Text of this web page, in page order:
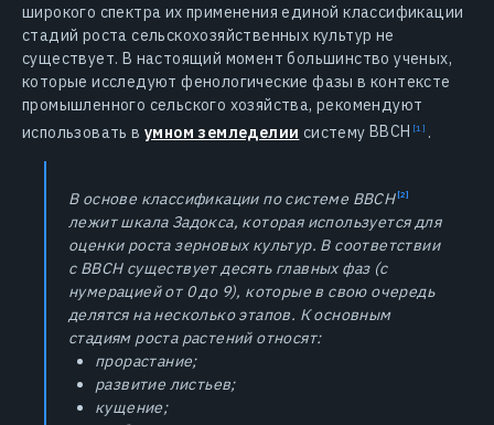
широкого спектра их применения единой классификации
стадий роста сельскохозяйственных культур не
существует. В настоящий момент большинство ученых,
которые исследуют фенологические фазы в контексте
промышленного сельского хозяйства, рекомендуют
использовать вумном земледелии системуBBCH .
В основе классификации по системе BBCH
лежит шкала Задокса, которая используется для
оценки роста зерновых культур. В соответствии
с BBCH существует десять главных фаз (с
нумерацией от 0 до 9), которые в свою очередь
делятся на несколько этапов. К основным
стадиям роста растений относят:
прорастание;
развитие листьев;
кущение;